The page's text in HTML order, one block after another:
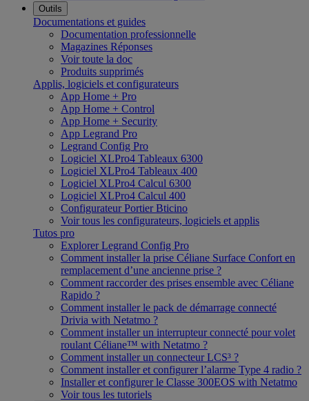
Outils
Documentations et guides
Documentation professionnelle
Magazines Réponses
Voir toute la doc
Produits supprimés
Applis, logiciels et configurateurs
App Home + Pro
App Home + Control
App Home + Security
App Legrand Pro
Legrand Config Pro
Logiciel XLPro4 Tableaux 6300
Logiciel XLPro4 Tableaux 400
Logiciel XLPro4 Calcul 6300
Logiciel XLPro4 Calcul 400
Configurateur Portier Bticino
Voir tous les configurateurs, logiciels et applis
Tutos pro
Explorer Legrand Config Pro
Comment installer la prise Céliane Surface Confort en
remplacement d’une ancienne prise ?
Comment raccorder des prises ensemble avec Céliane
Rapido ?
Comment installer le pack de démarrage connecté
Drivia with Netatmo ?
Comment installer un interrupteur connecté pour volet
roulant Céliane™ with Netatmo ?
Comment installer un connecteur LCS³ ?
Comment installer et configurer l’alarme Type 4 radio ?
Installer et configurer le Classe 300EOS with Netatmo
Voir tous les tutoriels